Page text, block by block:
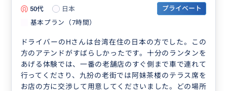
50代 日本
プライベート
基本プラン（7時間）
ドライバーのHさんは台湾在住の日本の方でした。この
方のアテンドがすばらしかったです。十分のランタンを
あげる体験では、一番の老舗店のすぐ側まで車で連れて
行ってくださり、九扮の老街では阿妹茶楼のテラス席を
お店の方に交渉して用意してくださいました。どの場所